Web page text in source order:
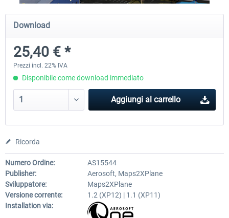
Airport Berlin Brandenburg V2 XP
30,71 € *
Download
25,40 € *
Prezzi incl. 22% IVA
Disponibile come download immediato
Aggiungi al carrello
Ricorda
Numero Ordine:
AS15544
Publisher:
Aerosoft, Maps2XPlane
Sviluppatore:
Maps2XPlane
Versione corrente:
1.2 (XP12) | 1.1 (XP11)
Installation via: